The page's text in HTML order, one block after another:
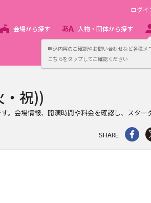
申込内容のご確認やお問い合わせなど各種メ
こちらをタップしてご確認ください
ログイ
会場から探す 人物・団体から探す
主催者向け
祝))
。会場情報、開演時間や料金を確認し、スタ
SHARE シ